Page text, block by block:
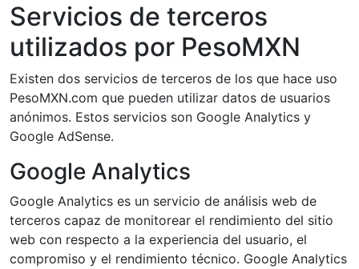
Servicios de terceros
utilizados por PesoMXN
Existen dos servicios de terceros de los que hace uso
PesoMXN.com que pueden utilizar datos de usuarios
anónimos. Estos servicios son Google Analytics y
Google AdSense.
Google Analytics
Google Analytics es un servicio de análisis web de
terceros capaz de monitorear el rendimiento del sitio
web con respecto a la experiencia del usuario, el
compromiso y el rendimiento técnico. Google Analytics